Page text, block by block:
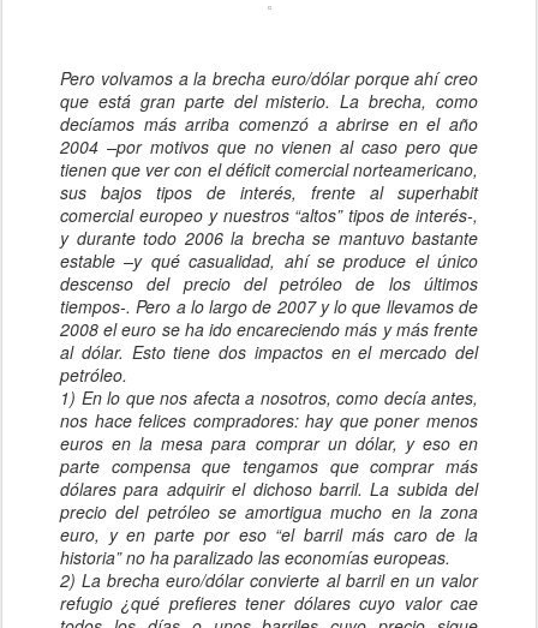
Pero volvamos a la brecha euro/dólar porque ahí creo
que está gran parte del misterio. La brecha, como
decíamos más arriba comenzó a abrirse en el año
2004 –por motivos que no vienen al caso pero que
tienen que ver con el déficit comercial norteamericano,
sus bajos tipos de interés, frente al superhabit
comercial europeo y nuestros “altos” tipos de interés-,
y durante todo 2006 la brecha se mantuvo bastante
estable –y qué casualidad, ahí se produce el único
descenso del precio del petróleo de los últimos
tiempos-. Pero a lo largo de 2007 y lo que llevamos de
2008 el euro se ha ido encareciendo más y más frente
al dólar. Esto tiene dos impactos en el mercado del
petróleo.
1) En lo que nos afecta a nosotros, como decía antes,
nos hace felices compradores: hay que poner menos
euros en la mesa para comprar un dólar, y eso en
parte compensa que tengamos que comprar más
dólares para adquirir el dichoso barril. La subida del
precio del petróleo se amortigua mucho en la zona
euro, y en parte por eso “el barril más caro de la
historia” no ha paralizado las economías europeas.
2) La brecha euro/dólar convierte al barril en un valor
refugio ¿qué prefieres tener dólares cuyo valor cae